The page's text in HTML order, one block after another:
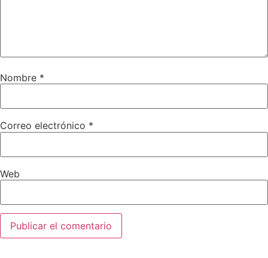
Nombre *
Correo electrónico *
Web